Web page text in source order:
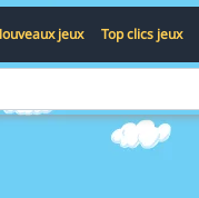
jeux Top clics jeux